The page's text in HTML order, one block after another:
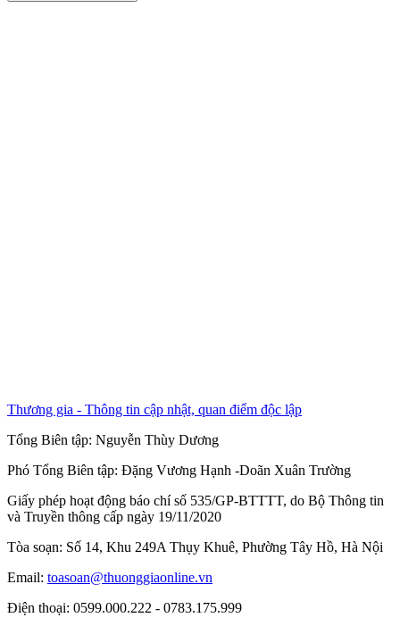
Thương gia - Thông tin cập nhật, quan điểm độc lập
Tổng Biên tập: Nguyễn Thùy Dương
Phó Tổng Biên tập: Đặng Vương Hạnh -Doãn Xuân Trường
Giấy phép hoạt động báo chí số 535/GP-BTTTT, do Bộ Thông tin
và Truyền thông cấp ngày 19/11/2020
Tòa soạn: Số 14, Khu 249A Thụy Khuê, Phường Tây Hồ, Hà Nội
Email: toasoan@thuonggiaonline.vn
Điện thoại: 0599.000.222 - 0783.175.999